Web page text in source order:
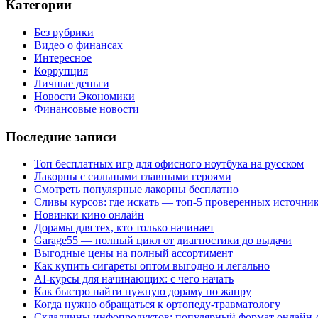
Категории
Без рубрики
Видео о финансах
Интересное
Коррупция
Личные деньги
Новости Экономики
Финансовые новости
Последние записи
Топ бесплатных игр для офисного ноутбука на русском
Лакорны с сильными главными героями
Смотреть популярные лакорны бесплатно
Сливы курсов: где искать — топ-5 проверенных
Новинки кино онлайн
Дорамы для тех, кто только начинает
Garage55 — полный цикл от диагностики до выдачи
Выгодные цены на полный ассортимент
Как купить сигареты оптом выгодно и легально
AI-курсы для начинающих: с чего начать
Как быстро найти нужную дораму по жанру
Когда нужно обращаться к ортопеду-травматологу